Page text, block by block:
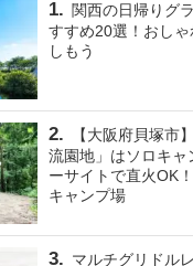
関西の日帰りグ
すすめ20選！おし
しもう
【大阪府貝塚市
流園地」はソロキャ
ーサイトで直火OK
キャンプ場
マルチグリドル